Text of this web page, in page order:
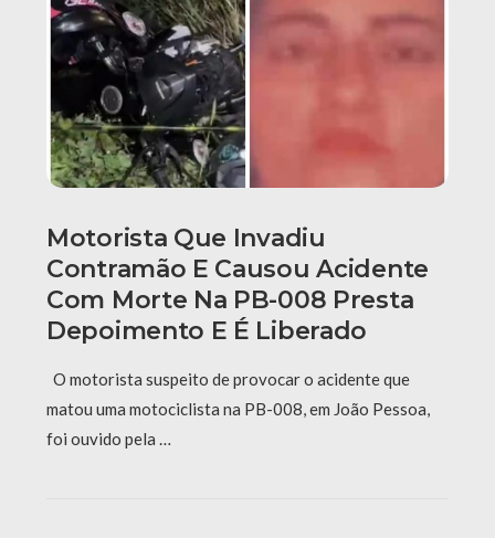
Motorista Que Invadiu
Contramão E Causou Acidente
Com Morte Na PB-008 Presta
Depoimento E É Liberado
O motorista suspeito de provocar o acidente que
matou uma motociclista na PB-008, em João Pessoa,
foi ouvido pela …